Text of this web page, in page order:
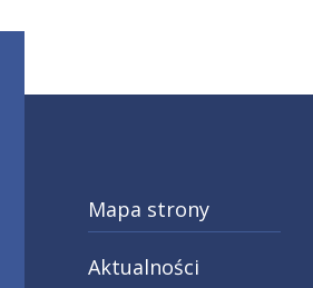
Mapa strony
Aktualności